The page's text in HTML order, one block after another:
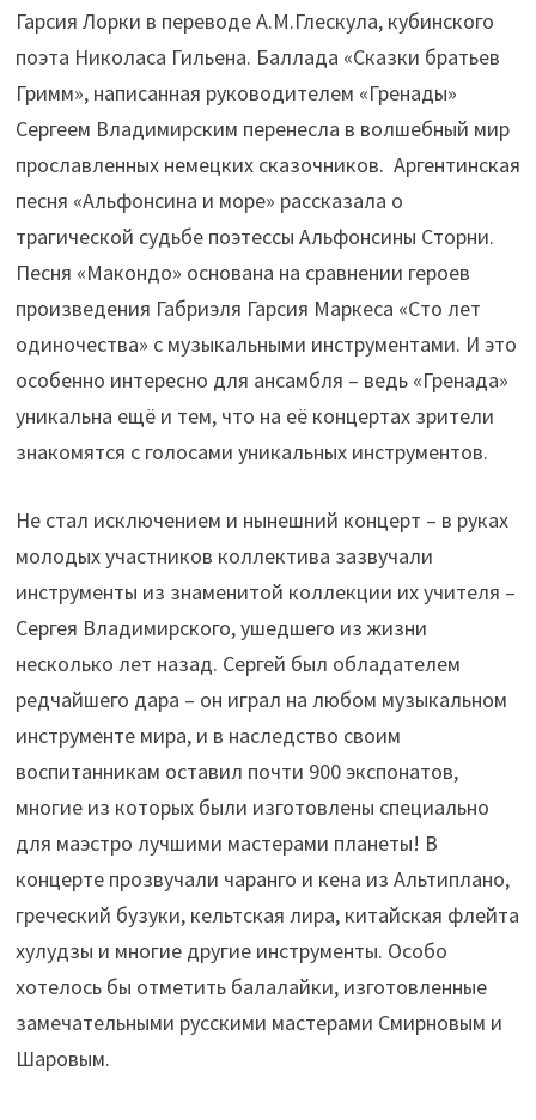
Гарсия Лорки в переводе А.М.Глескула, кубинского
поэта Николаса Гильена. Баллада «Сказки братьев
Гримм», написанная руководителем «Гренады»
Сергеем Владимирским перенесла в волшебный мир
прославленных немецких сказочников. Аргентинская
песня «Альфонсина и море» рассказала о
трагической судьбе поэтессы Альфонсины Сторни.
Песня «Макондо» основана на сравнении героев
произведения Габриэля Гарсия Маркеса «Сто лет
одиночества» с музыкальными инструментами. И это
особенно интересно для ансамбля – ведь «Гренада»
уникальна ещё и тем, что на её концертах зрители
знакомятся с голосами уникальных инструментов.
Не стал исключением и нынешний концерт – в руках
молодых участников коллектива зазвучали
инструменты из знаменитой коллекции их учителя –
Сергея Владимирского, ушедшего из жизни
несколько лет назад. Сергей был обладателем
редчайшего дара – он играл на любом музыкальном
инструменте мира, и в наследство своим
воспитанникам оставил почти 900 экспонатов,
многие из которых были изготовлены специально
для маэстро лучшими мастерами планеты! В
концерте прозвучали чаранго и кена из Альтиплано,
греческий бузуки, кельтская лира, китайская флейта
хулудзы и многие другие инструменты. Особо
хотелось бы отметить балалайки, изготовленные
замечательными русскими мастерами Смирновым и
Шаровым.